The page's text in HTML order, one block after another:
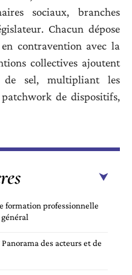
sociaux, branches
Chacun dépose
contravention avec la
collectives ajoutent
de sel, multipliant les
de dispositifs,
formation professionnelle
des acteurs et de